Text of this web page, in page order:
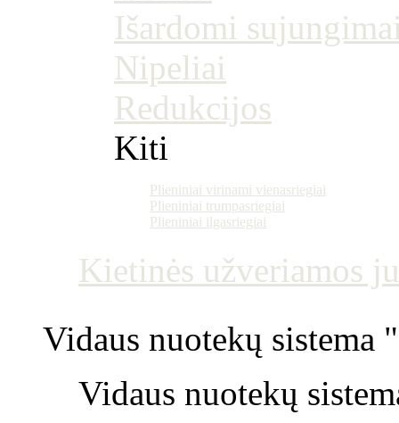
Išardomi
Nipeliai
Redukcijos
Kiti
Plieniniai virinami vienasriegiai
Plieniniai trumpasriegiai
Plieniniai ilgasriegiai
Kietinės
Vidaus nuotekų
Vidaus nuotekų